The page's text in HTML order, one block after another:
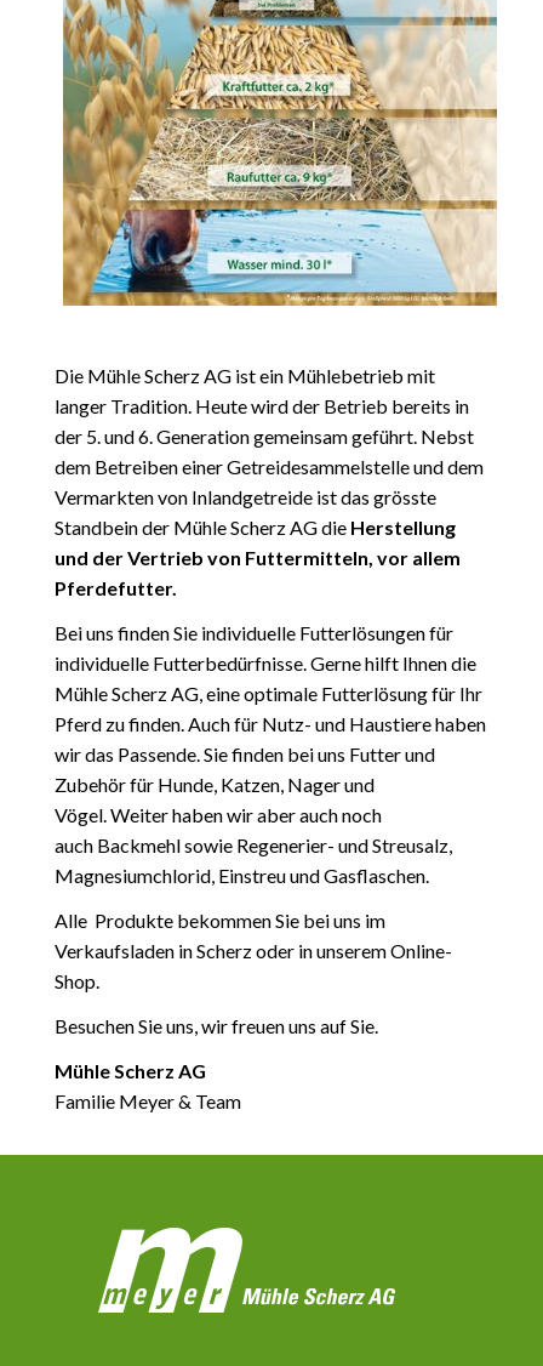
Die Mühle Scherz AG ist ein Mühlebetrieb mit
langer Tradition. Heute wird der Betrieb bereits in
der 5. und 6. Generation gemeinsam geführt. Nebst
dem Betreiben einer Getreidesammelstelle und dem
Vermarkten von Inlandgetreide ist das grösste
Standbein der Mühle Scherz AG die Herstellung
und der Vertrieb von Futtermitteln, vor allem
Pferdefutter.
Bei uns finden Sie individuelle Futterlösungen für
individuelle Futterbedürfnisse. Gerne hilft Ihnen die
Mühle Scherz AG, eine optimale Futterlösung für Ihr
Pferd zu finden. Auch für Nutz- und Haustiere haben
wir das Passende. Sie finden bei uns Futter und
Zubehör für Hunde, Katzen, Nager und
Vögel. Weiter haben wir aber auch noch
auch Backmehl sowie Regenerier- und Streusalz,
Magnesiumchlorid, Einstreu und Gasflaschen.
Alle Produkte bekommen Sie bei uns im
Verkaufsladen in Scherz oder in unserem Online-
Shop.
Besuchen Sie uns, wir freuen uns auf Sie.
Mühle Scherz AG
Familie Meyer & Team